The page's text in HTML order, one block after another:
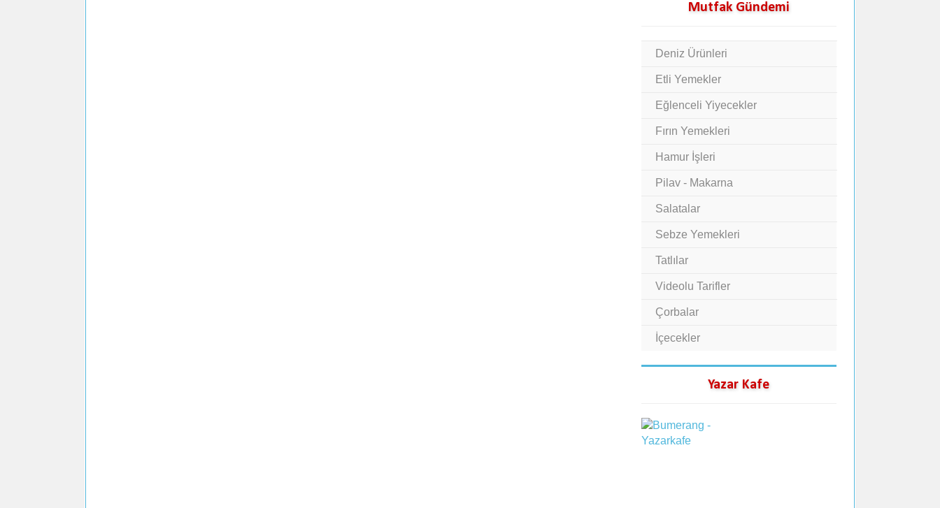
Mutfak Gündemi
Deniz Ürünleri
Etli Yemekler
Eğlenceli Yiyecekler
Fırın Yemekleri
Hamur İşleri
Pilav - Makarna
Salatalar
Sebze Yemekleri
Tatlılar
Videolu Tarifler
Çorbalar
İçecekler
Yazar Kafe